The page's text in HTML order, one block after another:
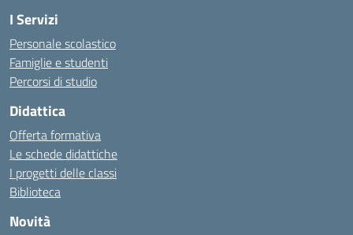
I Servizi
Personale scolastico
Famiglie e studenti
Percorsi di studio
Didattica
Offerta formativa
Le schede didattiche
I progetti delle classi
Biblioteca
Novità